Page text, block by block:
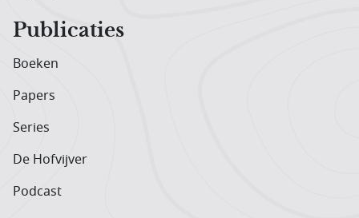
Publicaties
Boeken
Papers
Series
De Hofvijver
Podcast